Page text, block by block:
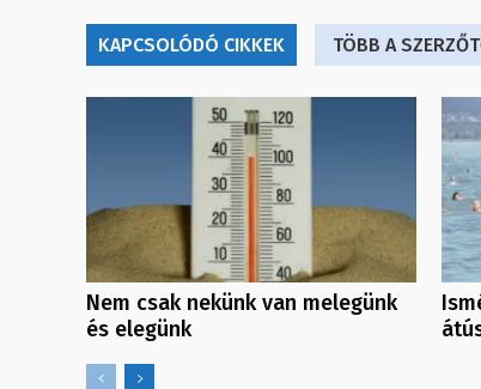
KAPCSOLÓDÓ CIKKEK TÖBB A
Nem csak nekünk van melegünk
és elegünk